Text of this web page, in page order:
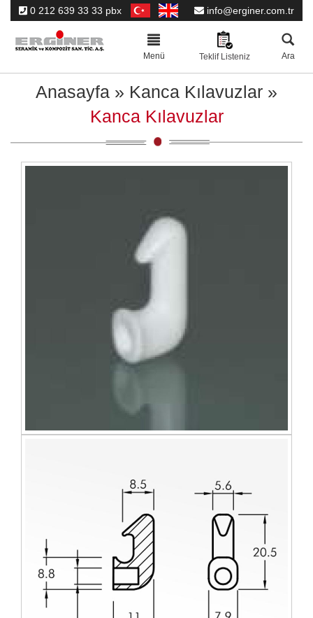
0 212 639 33 33 pbx info@erginer.com.tr
Toggle
navigation
Menü Teklif Listeniz Ara
Anasayfa » Kanca Kılavuzlar »
Kanca Kılavuzlar